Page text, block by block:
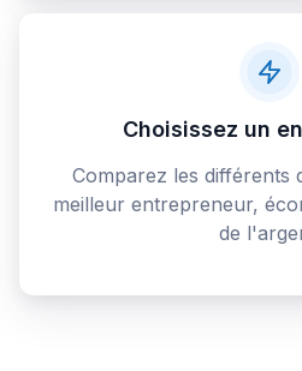
Choisissez un
Comparez les différents
meilleur entrepreneur,
de